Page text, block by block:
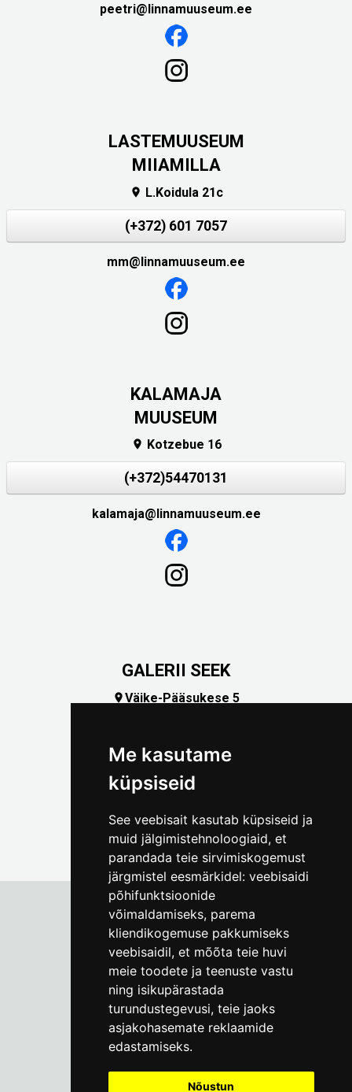
Me kasutame
küpsiseid
See veebisait kasutab küpsiseid ja
muid jälgimistehnoloogiaid, et
parandada teie sirvimiskogemust
järgmistel eesmärkidel: veebisaidi
põhifunktsioonide
võimaldamiseks, parema
kliendikogemuse pakkumiseks
veebisaidil, et mõõta teie huvi
meie toodete ja teenuste vastu
ning isikupärastada
turundustegevusi, teie jaoks
asjakohasemate reklaamide
edastamiseks.
Nõustun
peetri@linnamuuseum.ee
LASTEMUUSEUM
MIIAMILLA
 L.Koidula 21c
(+372) 601 7057
mm@linnamuuseum.ee
KALAMAJA
MUUSEUM
 Kotzebue 16
(+372)54470131
kalamaja@linnamuuseum.ee
GALERII SEEK
Väike-Pääsukese 5
Tallinna Linnamuuseum
Vene 17
E-R kell 9-17(+372) 610 4178
info@linnamuuseum.ee
Küpsisepoliitika